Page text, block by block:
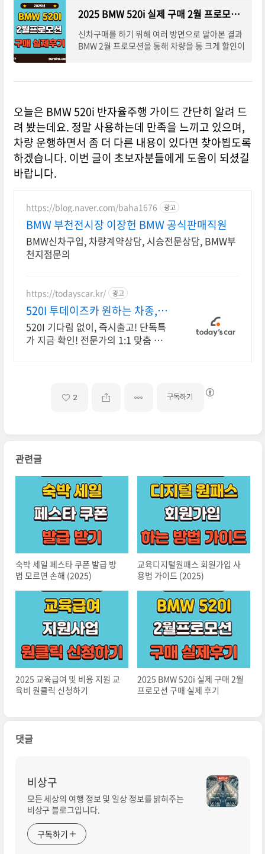
2025 BMW 520i 실제 구매 2월 프로모션 구매 실제 후기
신차구매를 하기 위해 여러 방면으로 알아본 결과
BMW 2월 프로모션을 통해 차량을 통 크게 할인이
입
오늘은 BMW 520i 반자율주행 가이드 간단히 알려 드
려 봤는데요. 정말 사용하는데 만족을 느끼고 있으며,
차량 운행하면서 좀 더 다른 내용이 있다면 찾아뵙도록
하겠습니다. 이번 글이 초보자분들에게 도움이 되셨길
바랍니다.
https://blog.naver.com/baha1676 광고
BMW 부천전시장 이장헌 BMW 공식판매직원
BMW신차구입, 차량계약상담, 시승전문상담, BMW부
천지점문의
https://todayscar.kr/ 광고
520I 투데이즈카 원하는 차종,
원하는 조건
520I 기다림 없이, 즉시출고! 단독특
가 지금 확인! 전문가의 1:1 맞춤 컨
2 구독하기
관련글
숙박 세일 페스타 쿠폰 발급 방
법 모르면 손해 (2025)
교육디지털원패스 회원가입 사
용법 가이드 (2025)
2025 교육급여 및 비용 지원 교
육비 원클릭 신청하기
2025 BMW 520i 실제 구매 2월
프로모션 구매 실제 후기
댓글
비상구
모든 세상의 여행 정보 및 일상 정보를 밝혀주는
비상구 블로그입니다.
구독하기